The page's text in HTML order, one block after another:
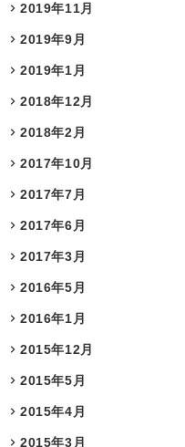
2019年11月
2019年9月
2019年1月
2018年12月
2018年2月
2017年10月
2017年7月
2017年6月
2017年3月
2016年5月
2016年1月
2015年12月
2015年5月
2015年4月
2015年3月